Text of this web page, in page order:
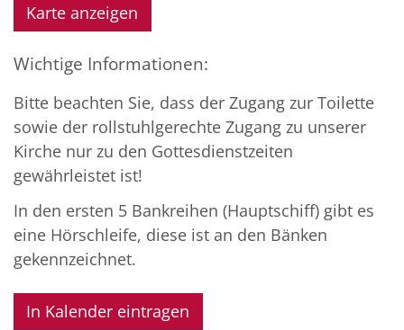
Karte anzeigen
Wichtige Informationen:
Bitte beachten Sie, dass der Zugang zur Toilette
sowie der rollstuhlgerechte Zugang zu unserer
Kirche nur zu den Gottesdienstzeiten
gewährleistet ist!
In den ersten 5 Bankreihen (Hauptschiff) gibt es
eine Hörschleife, diese ist an den Bänken
gekennzeichnet.
In Kalender eintragen